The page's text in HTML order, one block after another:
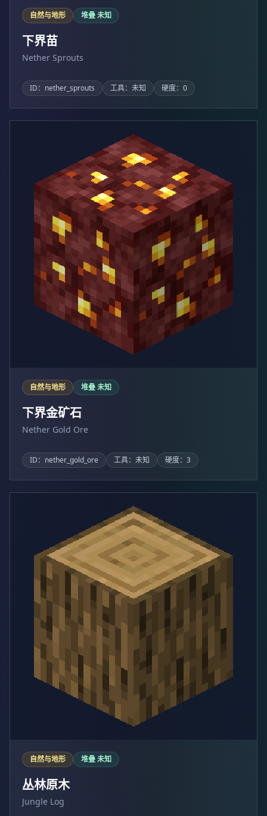
自然与地形 堆叠 未知
下界苗
Nether Sprouts
ID：nether_sprouts 工具：未知 硬度：0
自然与地形 堆叠 未知
下界金矿石
Nether Gold Ore
ID：nether_gold_ore 工具：未知 硬度：3
自然与地形 堆叠 未知
丛林原木
Jungle Log